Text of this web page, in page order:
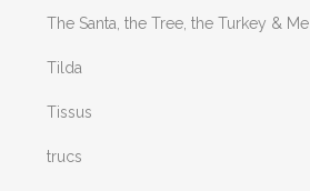
The Santa, the Tree, the Turkey & Me
Tilda
Tissus
trucs